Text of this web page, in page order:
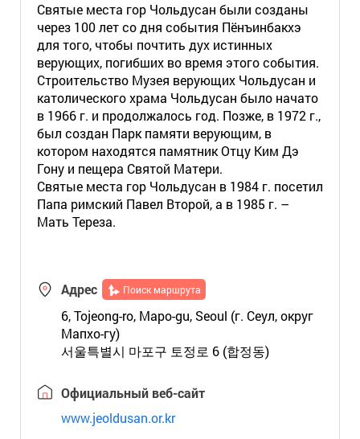
Святые места гор Чольдусан были созданы
через 100 лет со дня события Пёнъинбакхэ
для того, чтобы почтить дух истинных
верующих, погибших во время этого события.
Строительство Музея верующих Чольдусан и
католического храма Чольдусан было начато
в 1966 г. и продолжалось год. Позже, в 1972 г.,
был создан Парк памяти верующим, в
котором находятся памятник Отцу Ким Дэ
Гону и пещера Святой Матери.
Святые места гор Чольдусан в 1984 г. посетил
Папа римский Павел Второй, а в 1985 г. –
Мать Тереза.
Адрес Поиск маршрута
6, Tojeong-ro, Mapo-gu, Seoul (г. Сеул, округ
Мапхо-гу)
서울특별시 마포구 토정로 6 (합정동)
Официальный веб-сайт
www.jeoldusan.or.kr